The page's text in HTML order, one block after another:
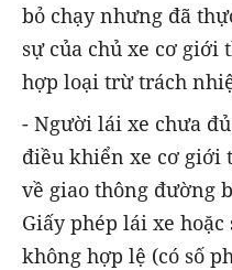
bỏ chạy nhưng đã
sự của chủ xe cơ
hợp loại trừ trách
- Người lái xe chưa
điều khiển xe cơ giới
về giao thông đường
Giấy phép lái xe
không hợp lệ (có số